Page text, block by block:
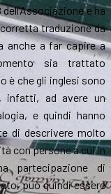
e ha
traduzione da
anche a far capire a
sia trattato
è che gli inglesi sono
infatti, ad avere un
e quindi hanno
di descrivere molto
con persone a cui in
partecipazione di
può quindi essere